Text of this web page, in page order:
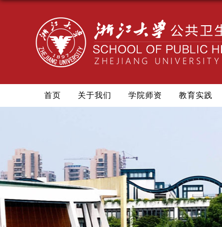
首页 关于我们 学院师资 教育实践